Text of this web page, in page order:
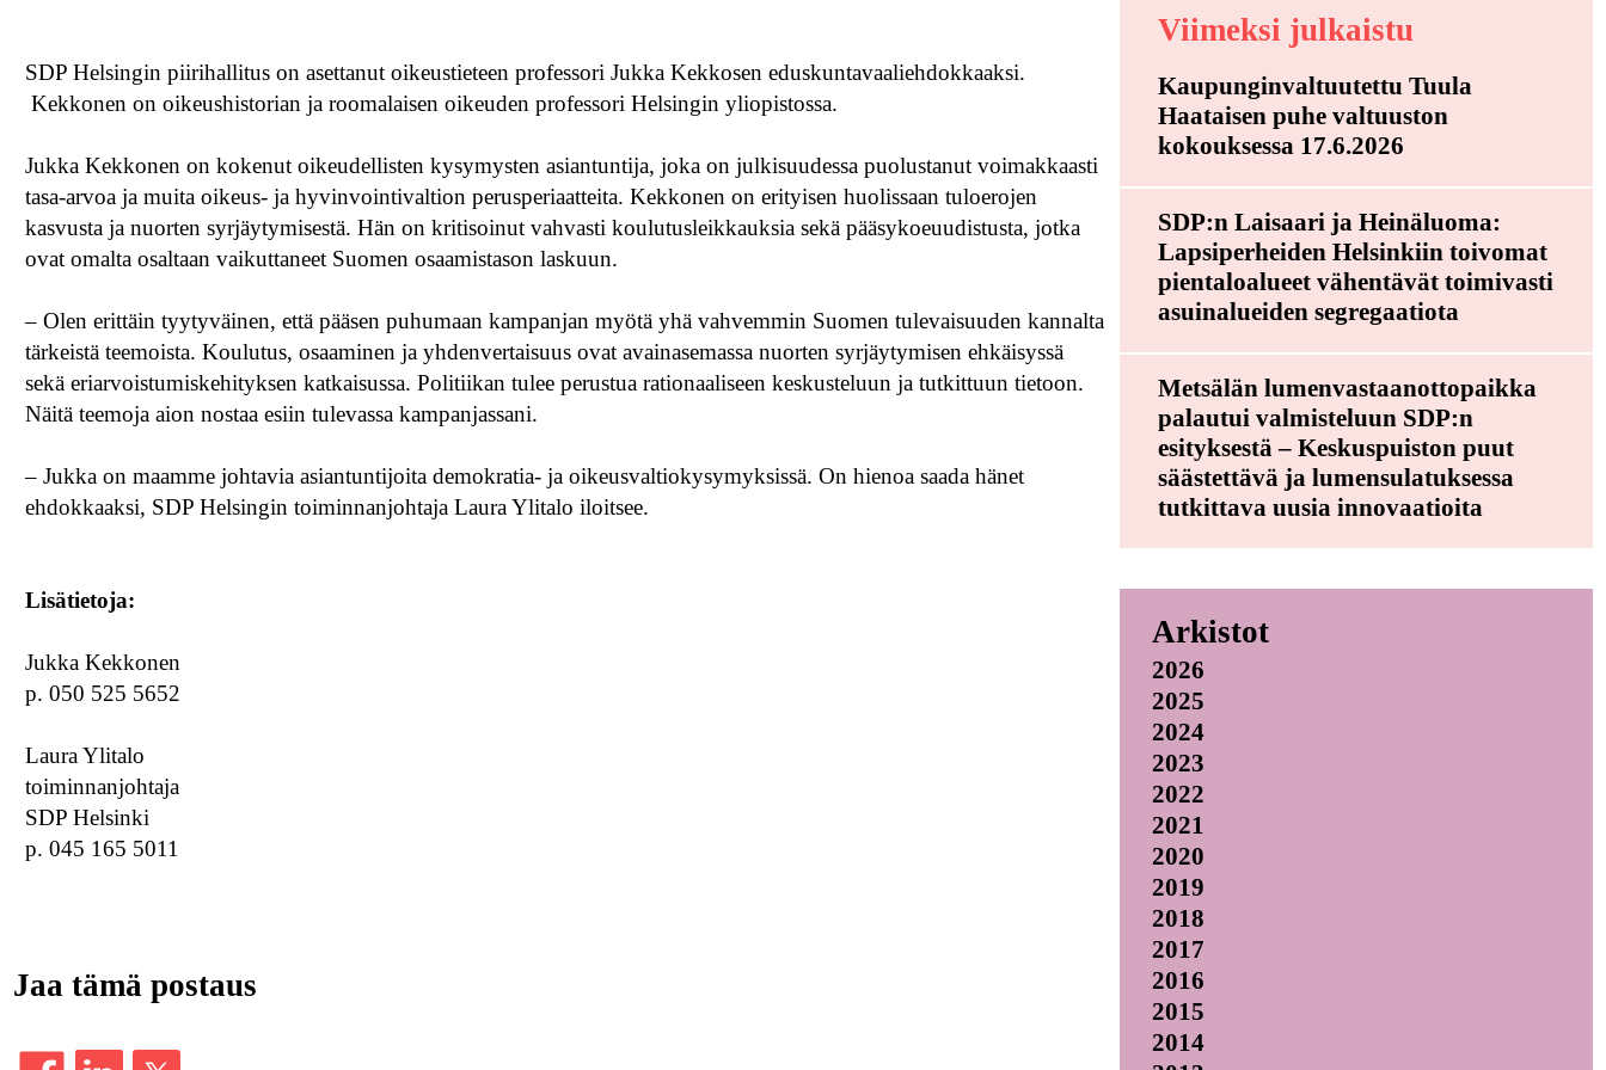
SDP Helsingin piirihallitus on asettanut oikeustieteen professori Jukka Kekkosen eduskuntavaaliehdokkaaksi.
Kekkonen on oikeushistorian ja roomalaisen oikeuden professori Helsingin yliopistossa.
Jukka Kekkonen on kokenut oikeudellisten kysymysten asiantuntija, joka on julkisuudessa puolustanut voimakkaasti
tasa-arvoa ja muita oikeus- ja hyvinvointivaltion perusperiaatteita. Kekkonen on erityisen huolissaan tuloerojen
kasvusta ja nuorten syrjäytymisestä. Hän on kritisoinut vahvasti koulutusleikkauksia sekä pääsykoeuudistusta, jotka
ovat omalta osaltaan vaikuttaneet Suomen osaamistason laskuun.
– Olen erittäin tyytyväinen, että pääsen puhumaan kampanjan myötä yhä vahvemmin Suomen tulevaisuuden kannalta
tärkeistä teemoista. Koulutus, osaaminen ja yhdenvertaisuus ovat avainasemassa nuorten syrjäytymisen ehkäisyssä
sekä eriarvoistumiskehityksen katkaisussa. Politiikan tulee perustua rationaaliseen keskusteluun ja tutkittuun tietoon.
Näitä teemoja aion nostaa esiin tulevassa kampanjassani.
– Jukka on maamme johtavia asiantuntijoita demokratia- ja oikeusvaltiokysymyksissä. On hienoa saada hänet
ehdokkaaksi, SDP Helsingin toiminnanjohtaja Laura Ylitalo iloitsee.
Lisätietoja:
Jukka Kekkonen
p. 050 525 5652
Laura Ylitalo
toiminnanjohtaja
SDP Helsinki
p. 045 165 5011
Jaa tämä postaus
Viimeksi julkaistu
Kaupunginvaltuutettu Tuula
Haataisen puhe valtuuston
kokouksessa 17.6.2026
SDP:n Laisaari ja Heinäluoma:
Lapsiperheiden Helsinkiin toivomat
pientaloalueet vähentävät toimivasti
asuinalueiden segregaatiota
Metsälän lumenvastaanottopaikka
palautui valmisteluun SDP:n
esityksestä – Keskuspuiston puut
säästettävä ja lumensulatuksessa
tutkittava uusia innovaatioita
Arkistot
2026
2025
2024
2023
2022
2021
2020
2019
2018
2017
2016
2015
2014